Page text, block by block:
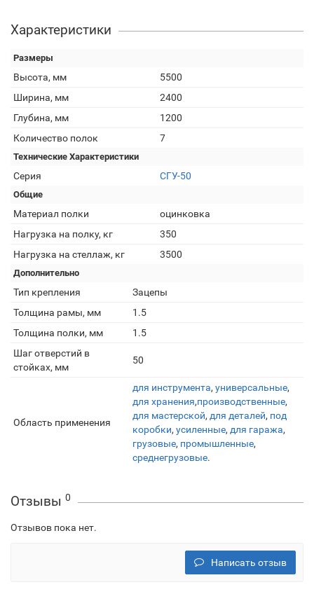
Характеристики
Размеры
Высота, мм
5500
Ширина, мм
2400
Глубина, мм
1200
Количество полок
7
Технические Характеристики
Серия СГУ-50
Общие
Материал полки
оцинковка
Нагрузка на полку, кг
350
Нагрузка на стеллаж, кг
3500
Дополнительно
Тип крепления
Зацепы
Толщина рамы, мм
1.5
Толщина полки, мм
1.5
Шаг отверстий в
стойках, мм
50
Область применения
для инструмента, универсальные,
для хранения,производственные,
для мастерской, для деталей, под
коробки, усиленные, для гаража,
грузовые, промышленные,
среднегрузовые.
Отзывы 0
Отзывов пока нет.
Написать отзыв